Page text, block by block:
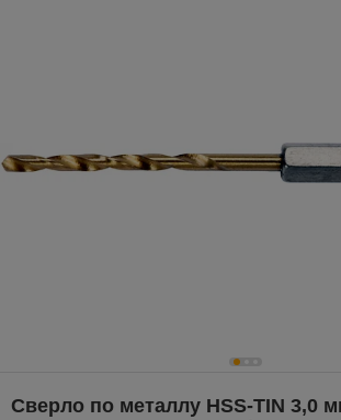
Сверло по металлу HSS-TIN 3,0